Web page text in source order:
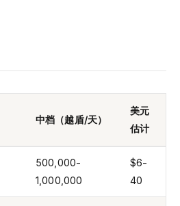
中档（越盾/天）
美元
估计
500,000-
1,000,000
$6-
40